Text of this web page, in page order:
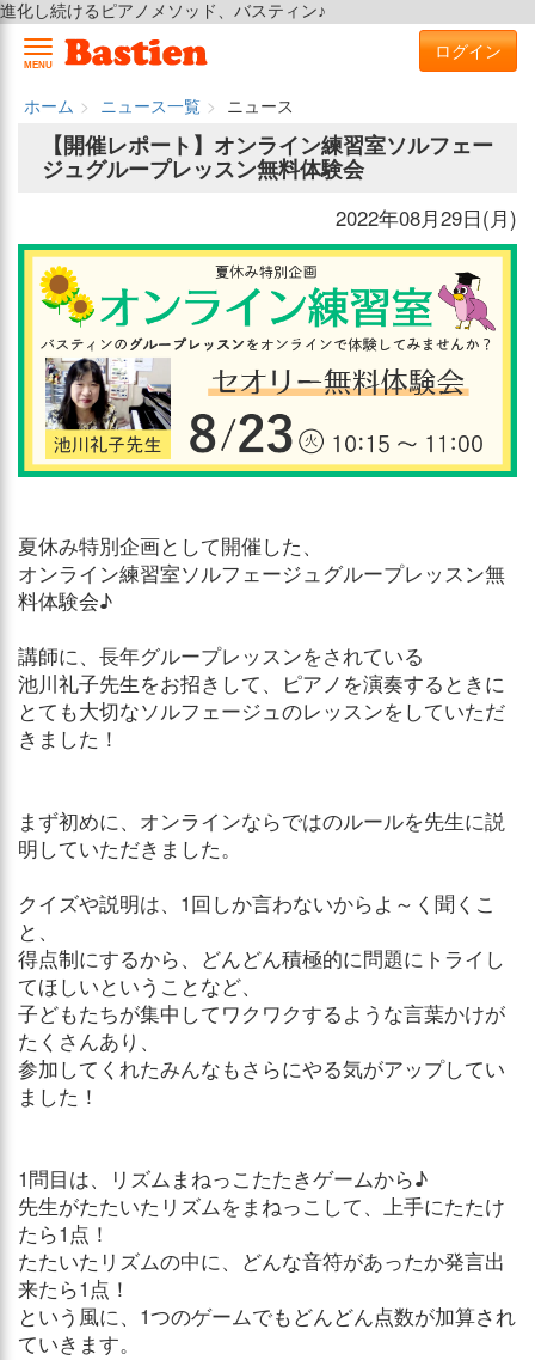
進化し続けるピアノメソッド、バスティン♪
MENU
ログイン
ホーム ニュース一覧
ニュース
【開催レポート】オンライン練習室ソルフェー
ジュグループレッスン無料体験会
2022年08月29日(月)
夏休み特別企画として開催した、
オンライン練習室ソルフェージュグループレッスン無
料体験会♪
講師に、長年グループレッスンをされている
池川礼子先生をお招きして、ピアノを演奏するときに
とても大切なソルフェージュのレッスンをしていただ
きました！
まず初めに、オンラインならではのルールを先生に説
明していただきました。
クイズや説明は、1回しか言わないからよ～く聞くこ
と、
得点制にするから、どんどん積極的に問題にトライし
てほしいということなど、
子どもたちが集中してワクワクするような言葉かけが
たくさんあり、
参加してくれたみんなもさらにやる気がアップしてい
ました！
1問目は、リズムまねっこたたきゲームから♪
先生がたたいたリズムをまねっこして、上手にたたけ
たら1点！
たたいたリズムの中に、どんな音符があったか発言出
来たら1点！
という風に、1つのゲームでもどんどん点数が加算され
ていきます。